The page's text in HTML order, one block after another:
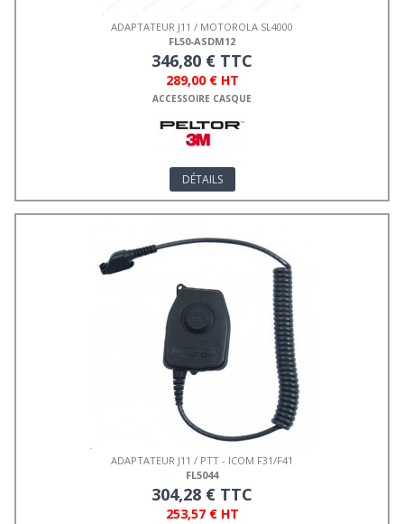
ADAPTATEUR J11 / MOTOROLA SL4000
FL50-ASDM12
346,80 € TTC
289,00 € HT
ACCESSOIRE CASQUE
DÉTAILS
ADAPTATEUR J11 / PTT - ICOM F31/F41
FL5044
304,28 € TTC
253,57 € HT